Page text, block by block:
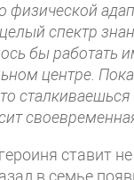
физической
спектр
бы работать
центре.
ставит